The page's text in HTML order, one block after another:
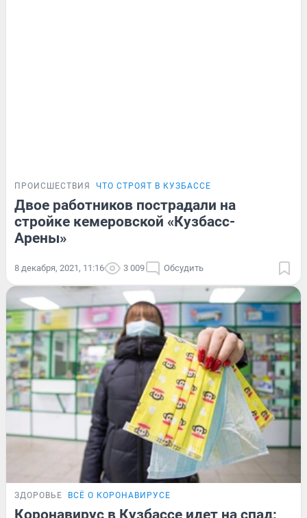
ПРОИСШЕСТВИЯ ЧТО СТРОЯТ В КУЗБАССЕ
Двое работников пострадали на
стройке кемеровской «Кузбасс-
Арены»
8 декабря, 2021, 11:16 3 009 Обсудить
ЗДОРОВЬЕ ВСЁ О КОРОНАВИРУСЕ
Коронавирус в Кузбассе идет на спад: